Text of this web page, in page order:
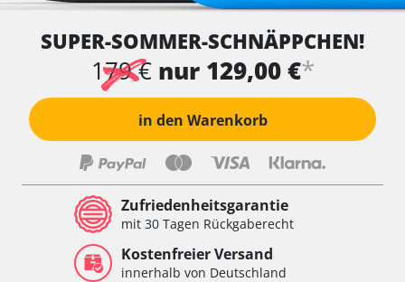
SUPER-SOMMER-SCHNÄPPCHEN!
179 € nur 129,00 €*
in den Warenkorb
Zufriedenheitsgarantie
mit 30 Tagen Rückgaberecht
Kostenfreier Versand
innerhalb von Deutschland